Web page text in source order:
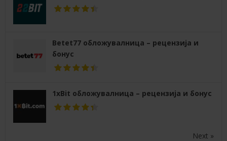
Betet77 обложувалница – рецензија и
бонус
1xBit обложувалница – рецензија и бонус
Next »